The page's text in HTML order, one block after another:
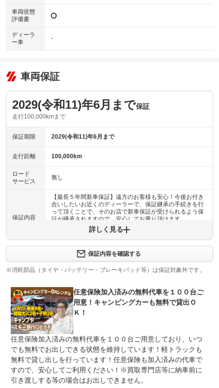
車両状態
評価書
ディーラ
ー車
-
車両保証
2029(令和11)年6月まで保証
走行100,000kmまで
保証期限 2029(令和11)年6月まで
走行距離 100,000km
ロード
サービス
無し
保証内容
【最長５年間新車保証】遠方のお客様も安心！今後お付き
合いしたいお近くのディーラーで、保証継承の手続きを行
って頂くことで、そのお店で新車保証が受けられるよう保
証が継承されますので、安心してお乗り頂けます
保証項目
計260項目
保証項目につきましては、新車保証（メーカー保証）の内
容と同じ（５年間の特別保証と３年間の一般保証）になり
修理回数 無制限
上限金額
限度額無制限
別途１０年保証をお付けすることも可能です！詳細は店頭
スタッフにお問い合わせください。※近隣のお客様限定
免責金
無し
タイヤ、バッテリー、ブレーキパッド等消耗品、定期交換
部品や、オイルの汚れ等通常の使用により発生する消耗品
等につきましては、これらの保証とは異なります。
詳しく見る
保証内容を確認する
※消耗部品（タイヤ・バッテリー・ブレーキパッド等）は保証対象外です。
任意保険加入済みの無料代車を１００台ご
用意！キャンピングカーも無料で貸出Ｏ
Ｋ！
任意保険加入済みの無料代車を１００台ご用意しており、いつ
でも無料でお出しできる状態を維持しています！軽トラックも
無料で貸し出しを行っています！任意保険も加入済みの代車で
すので、安心してご利用ください！※買取専門店等に納車前に
引き渡しする等の場合はお出しできません。